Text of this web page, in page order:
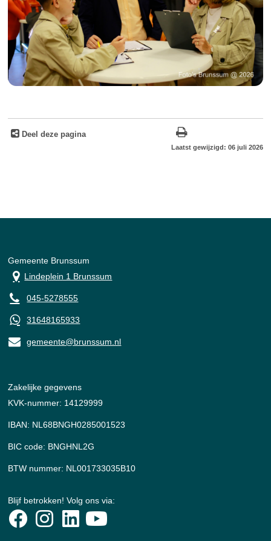
Deel deze pagina
Laatst gewijzigd: 06 juli 2026
Gemeente Brunssum
Lindeplein 1 Brunssum
045-5278555
31648165933
gemeente@brunssum.nl
Zakelijke gegevens
KVK-nummer: 14129999
IBAN: NL68BNGH0285001523
BIC code: BNGHNL2G
BTW nummer: NL001733035B10
Blijf betrokken! Volg ons via: